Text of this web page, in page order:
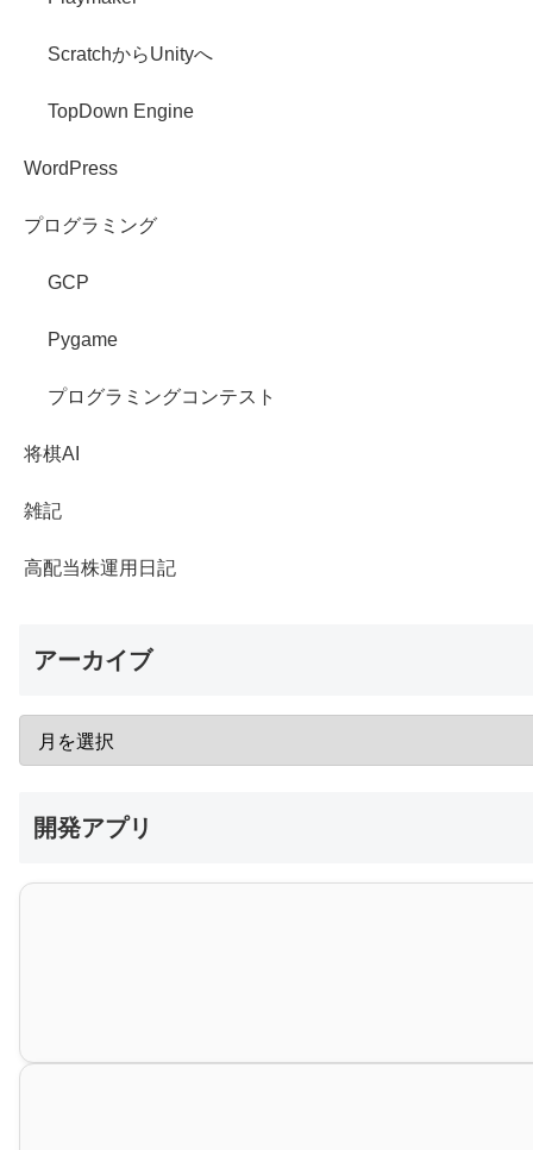
ScratchからUnityへ
TopDown Engine
WordPress
プログラミング
GCP
Pygame
プログラミングコンテスト
将棋AI
雑記
高配当株運用日記
アーカイブ
開発アプリ